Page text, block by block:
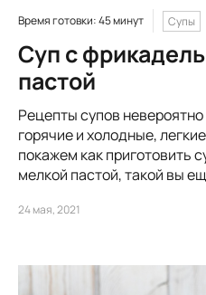
Время готовки: 45 минут Супы
Суп с
пастой
Рецепты супов
горячие и холодные,
покажем как приготовить
мелкой пастой, такой вы
24 мая, 2021